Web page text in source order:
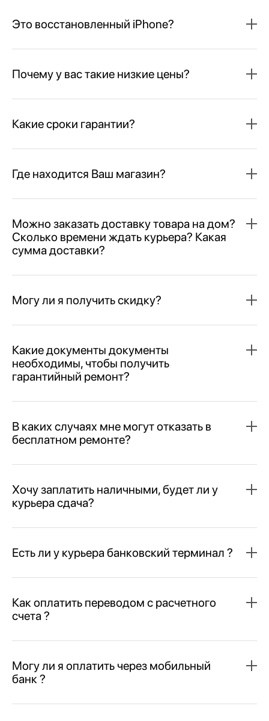
Это восстановленный iPhone?
Почему у вас такие низкие цены?
Какие сроки гарантии?
Где находится Ваш магазин?
Можно заказать доставку товара на дом?
Сколько времени ждать курьера? Какая
сумма доставки?
Могу ли я получить скидку?
Какие документы документы
необходимы, чтобы получить
гарантийный ремонт?
В каких случаях мне могут отказать в
бесплатном ремонте?
Хочу заплатить наличными, будет ли у
курьера сдача?
Есть ли у курьера банковский терминал ?
Как оплатить переводом с расчетного
счета ?
Могу ли я оплатить через мобильный
банк ?